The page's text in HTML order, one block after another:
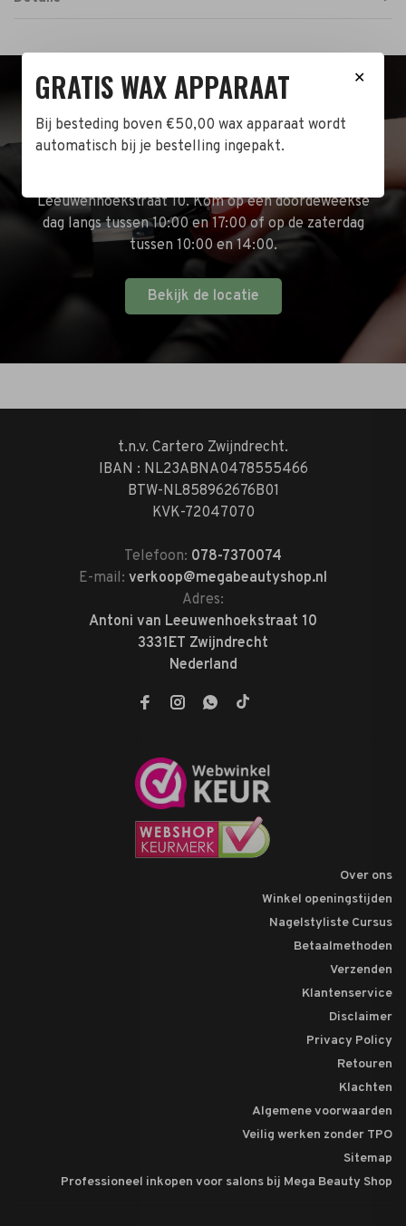
BEZOEK DE WINKEL!
Naast de online shop hebben wij ook een fysieke
Leeuwenhoekstraat 10. Kom op een doordeweekse
dag langs tussen 10:00 en 17:00 of op de zaterdag
tussen 10:00 en 14:00.
Bekijk de locatie
t.n.v. Cartero Zwijndrecht.
IBAN : NL23ABNA0478555466
BTW-NL858962676B01
KVK-72047070
Telefoon: 078-7370074
E-mail: verkoop@megabeautyshop.nl
Adres:
Antoni van Leeuwenhoekstraat 10
3331ET Zwijndrecht
Nederland
Over ons
Winkel openingstijden
Nagelstyliste Cursus
Betaalmethoden
Verzenden
Klantenservice
Disclaimer
Privacy Policy
Retouren
Klachten
Algemene voorwaarden
Veilig werken zonder TPO
Sitemap
Professioneel inkopen voor salons bij Mega Beauty Shop
✕
GRATIS WAX APPARAAT
Bij besteding boven €50,00 wax apparaat wordt
automatisch bij je bestelling ingepakt.